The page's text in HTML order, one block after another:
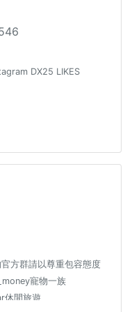
DX25 LIKES
方群請以尊重包容態度
寵物一族
休閒旅遊